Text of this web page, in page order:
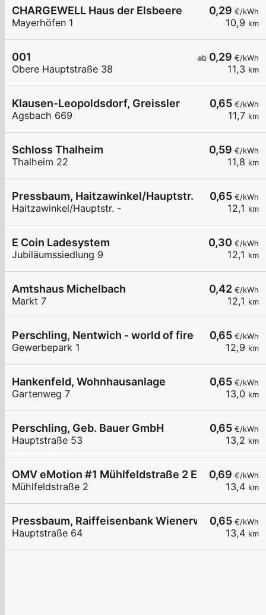
0,29 €/kWh
10,9 km
CHARGEWELL Haus der Elsbeere
Mayerhöfen 1
ab 0,29 €/kWh
11,3 km
001
Obere Hauptstraße 38
0,65 €/kWh
11,7 km
Klausen-Leopoldsdorf, Greissler
Agsbach 669
0,59 €/kWh
11,8 km
Schloss Thalheim
Thalheim 22
0,65 €/kWh
12,1 km
Pressbaum, Haitzawinkel/Hauptstr.
Haitzawinkel/Hauptstr. -
0,30 €/kWh
12,1 km
E Coin Ladesystem
Jubiläumssiedlung 9
0,42 €/kWh
12,1 km
Amtshaus Michelbach
Markt 7
0,65 €/kWh
12,9 km
Perschling, Nentwich - world of fire
Gewerbepark 1
0,65 €/kWh
13,0 km
Hankenfeld, Wohnhausanlage
Gartenweg 7
0,65 €/kWh
13,2 km
Perschling, Geb. Bauer GmbH
Hauptstraße 53
0,69 €/kWh
13,4 km
OMV eMotion #1 Mühlfeldstraße 2 Einsiedl
Mühlfeldstraße 2
0,65 €/kWh
13,4 km
Pressbaum, Raiffeisenbank Wienerwald
Hauptstraße 64